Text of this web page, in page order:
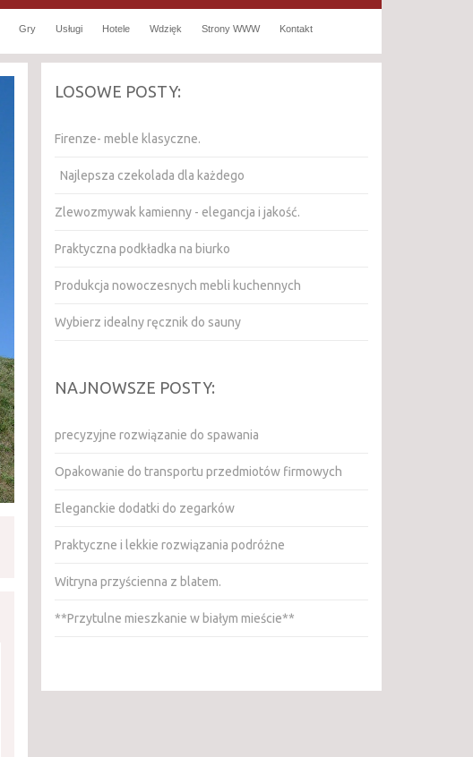
Gry Usługi Hotele Wdzięk Strony WWW Kontakt
LOSOWE POSTY:
Firenze- meble klasyczne.
Najlepsza czekolada dla każdego
Zlewozmywak kamienny - elegancja i jakość.
Praktyczna podkładka na biurko
Produkcja nowoczesnych mebli kuchennych
Wybierz idealny ręcznik do sauny
NAJNOWSZE POSTY:
precyzyjne rozwiązanie do spawania
Opakowanie do transportu przedmiotów firmowych
Eleganckie dodatki do zegarków
Praktyczne i lekkie rozwiązania podróżne
Witryna przyścienna z blatem.
**Przytulne mieszkanie w białym mieście**